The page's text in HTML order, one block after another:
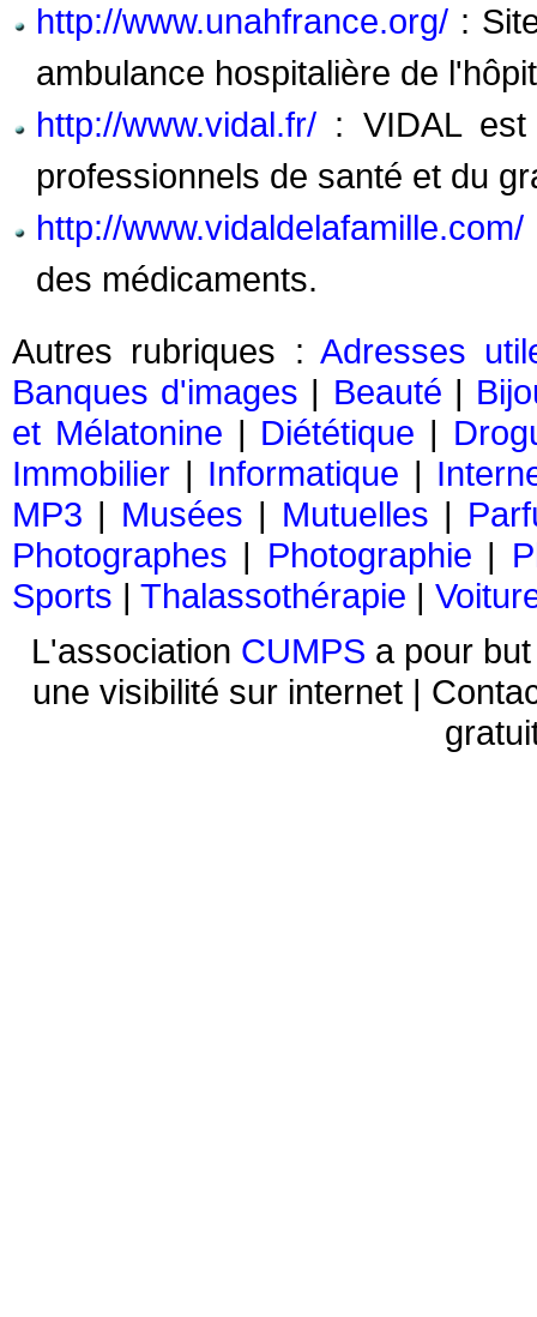
http://www.unahfrance.org/ :
ambulance hospitalière de
http://www.vidal.fr/ : VIDAL
professionnels de santé et du
http://www.vidaldelafamille.com/
des médicaments.
Autres rubriques : Adresses
Banques d'images | Beauté |
et Mélatonine | Diététique |
Immobilier | Informatique |
MP3 | Musées | Mutuelles |
Photographes | Photographie |
Sports | Thalassothérapie |
L'association CUMPS a pour
une visibilité sur internet |